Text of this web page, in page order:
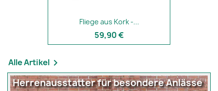
Fliege aus Kork -...
59,90 €
Alle Artikel
Herrenausstatter für besondere Anlässe